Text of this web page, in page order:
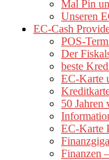
Mal Pin
Unseren
EC-Cash
POS-
Der
beste
EC-Karte
50 Jahren
EC-Karte
Finanzen